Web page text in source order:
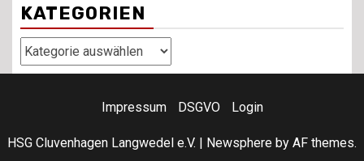
KATEGORIEN
Kategorien
Impressum DSGVO Login
HSG Cluvenhagen Langwedel e.V. Newsphere by AF themes.